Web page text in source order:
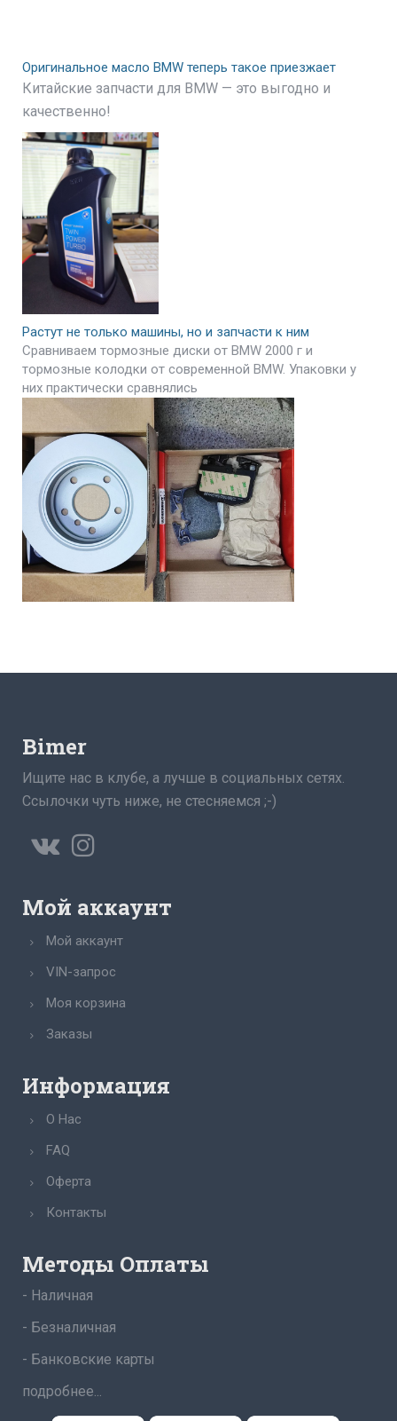
Оригинальное масло BMW теперь такое приезжает
Китайские запчасти для BMW — это выгодно и
качественно!
Растут не только машины, но и запчасти к ним
Сравниваем тормозные диски от BMW 2000 г и
тормозные колодки от современной BMW. Упаковки у
них практически сравнялись
Bimer
Ищите нас в клубе, а лучше в социальных сетях.
Ссылочки чуть ниже, не стесняемся ;-)
Мой аккаунт
Мой аккаунт
VIN-запрос
Моя корзина
Заказы
Информация
О Нас
FAQ
Оферта
Контакты
Методы Оплаты
- Наличная
- Безналичная
- Банковские карты
подробнее...